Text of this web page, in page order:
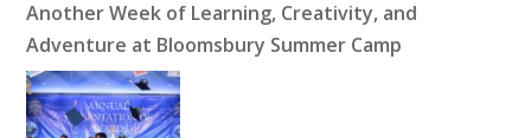
Another Week of Learning, Creativity, and
Adventure at Bloomsbury Summer Camp